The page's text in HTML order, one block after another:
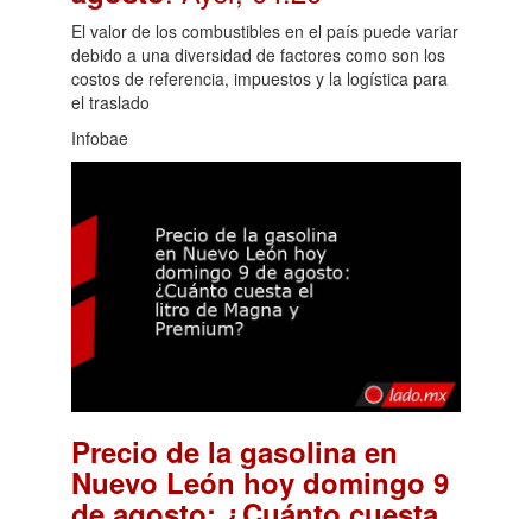
El valor de los combustibles en el país puede variar
debido a una diversidad de factores como son los
costos de referencia, impuestos y la logística para
el traslado
Infobae
Precio de la gasolina en
Nuevo León hoy domingo 9